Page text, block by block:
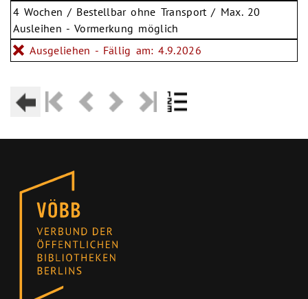
4 Wochen / Bestellbar ohne Transport / Max. 20
Ausleihen - Vormerkung möglich
Ausgeliehen - Fällig am: 4.9.2026